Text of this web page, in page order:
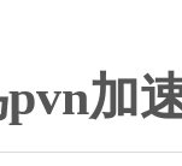
加